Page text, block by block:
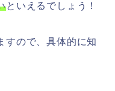
といえるでしょう！
すので、具体的に知